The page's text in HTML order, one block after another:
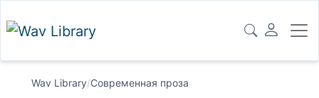
Wav Library/Современная проза